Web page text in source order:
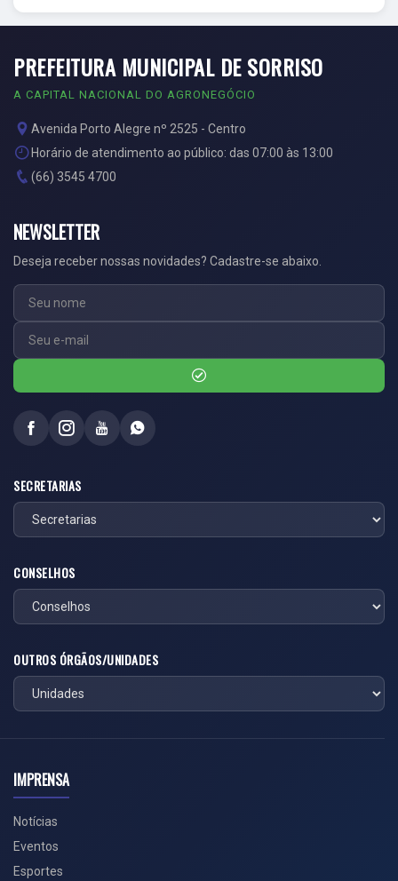
PREFEITURA MUNICIPAL DE SORRISO
A CAPITAL NACIONAL DO AGRONEGÓCIO
Avenida Porto Alegre nº 2525 - Centro
Horário de atendimento ao público: das 07:00 às 13:00
(66) 3545 4700
NEWSLETTER
Deseja receber nossas novidades? Cadastre-se abaixo.
SECRETARIAS
CONSELHOS
OUTROS ÓRGÃOS/UNIDADES
IMPRENSA
Notícias
Eventos
Esportes